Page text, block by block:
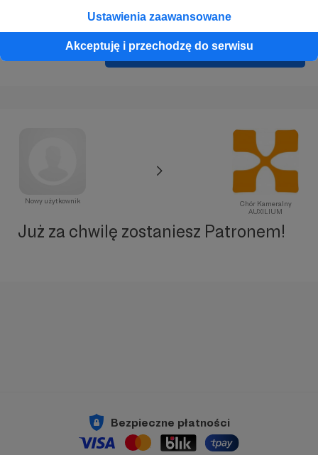
Ustawienia zaawansowane
Akceptuję i przechodzę do serwisu
Cofnij Zarejestruj się i przejdź dalej
Nowy użytkownik
Chór Kameralny
AUXILIUM
Już za chwilę zostaniesz Patronem!
Bezpieczne płatności